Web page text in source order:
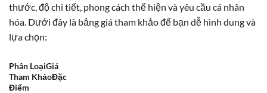
thước, độ chi tiết, phong cách thể hiện và yêu cầu cá nhân
hóa. Dưới đây là bảng giá tham khảo để bạn dễ hình dung và
lựa chọn:
Phân LoạiGiá
Tham KhảoĐặc
Điểm